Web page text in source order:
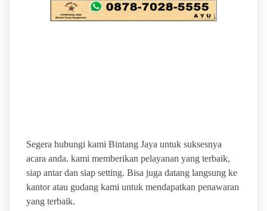
Segera hubungi kami Bintang Jaya untuk suksesnya
acara anda. kami memberikan pelayanan yang terbaik,
siap antar dan siap setting. Bisa juga datang langsung ke
kantor atau gudang kami untuk mendapatkan penawaran
yang terbaik.